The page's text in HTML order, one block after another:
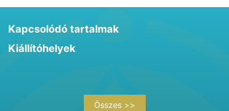
Kapcsolódó tartalmak
Kiállítóhelyek
Összes >>